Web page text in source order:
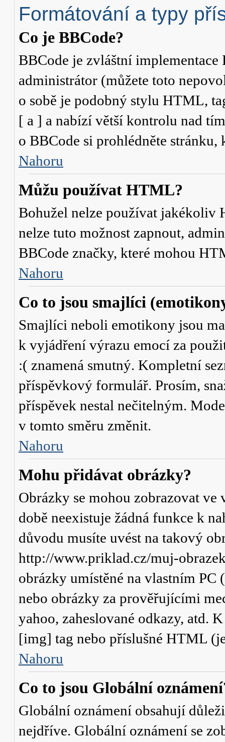
Formátování a typy
Co je BBCode?
BBCode je zvláštní
administrátor (můžete toto
o sobě je podobný stylu HTML,
[ a ] a nabízí větší kontrolu nad
o BBCode si prohlédněte
Nahoru
Můžu používat HTML?
Bohužel nelze používat jakékoliv
nelze tuto možnost zapnout,
BBCode značky, které mohou
Nahoru
Co to jsou smajlíci
Smajlíci neboli emotikony jsou
k vyjádření výrazu emocí za
:( znamená smutný. Kompletní
příspěvkový formulář. Prosím,
příspěvek nestal nečitelným.
v tomto směru změnit.
Nahoru
Mohu přidávat obrázky?
Obrázky se mohou zobrazovat
době neexistuje žádná funkce k
důvodu musíte uvést na takový
http://www.priklad.cz/muj-
obrázky umístěné na vlastním PC
nebo obrázky za prověřujícími
yahoo, zaheslované odkazy, atd.
[img] tag nebo příslušné HTML
Nahoru
Co to jsou Globální
Globální oznámení obsahují
nejdříve. Globální oznámení se